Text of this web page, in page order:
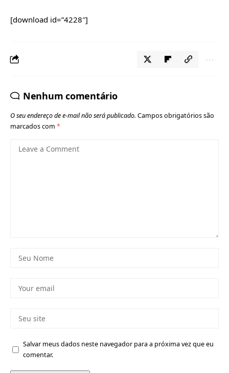
[download id=”4228″]
Nenhum comentário
O seu endereço de e-mail não será publicado. Campos obrigatórios são
marcados com *
Salvar meus dados neste navegador para a próxima vez que eu
comentar.